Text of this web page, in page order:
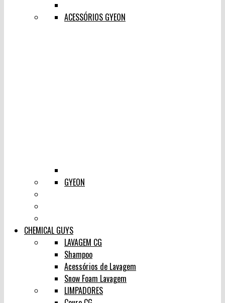
ACESSÓRIOS GYEON
GYEON
CHEMICAL GUYS
LAVAGEM CG
Shampoo
Acessórios de Lavagem
Snow Foam Lavagem
LIMPADORES